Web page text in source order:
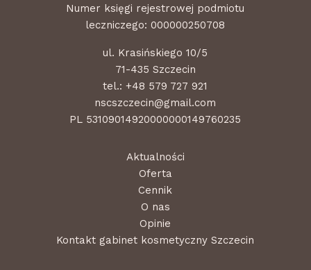
Numer księgi rejestrowej podmiotu
leczniczego: 000000250708
ul. Krasińskiego 10/5
71-435 Szczecin
tel.:+48 579 727 921
nscszczecin@gmail.com
PL 53109014920000000149760235
Aktualności
Oferta
Cennik
O nas
Opinie
Kontakt gabinet kosmetyczny Szczecin